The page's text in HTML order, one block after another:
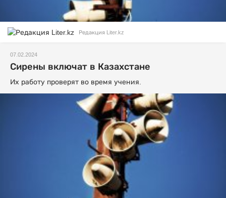
Редакция Liter.kz
07.02.2024
Сирены включат в Казахстане
Их работу проверят во время учения.